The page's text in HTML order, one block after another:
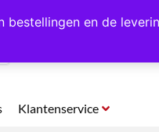
en de
Klantenservice